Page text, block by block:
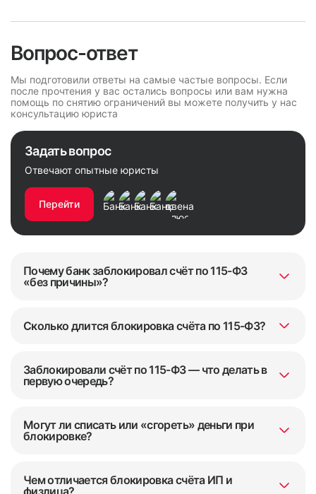
Вопрос-ответ
Мы подготовили ответы на самые частые вопросы. Если
после прочтения у вас остались вопросы или вам нужна
помощь по снятию ограничений вы можете получить у нас
консультацию юриста
Задать вопрос
Отвечают опытные юристы
Перейти
Почему банк заблокировал счёт по 115-ФЗ
«без причины»?
Сколько длится блокировка счёта по 115-ФЗ?
Заблокировали счёт по 115-ФЗ — что делать в
первую очередь?
Могут ли списать или «сгореть» деньги при
блокировке?
Чем отличается блокировка счёта ИП и
физлица?